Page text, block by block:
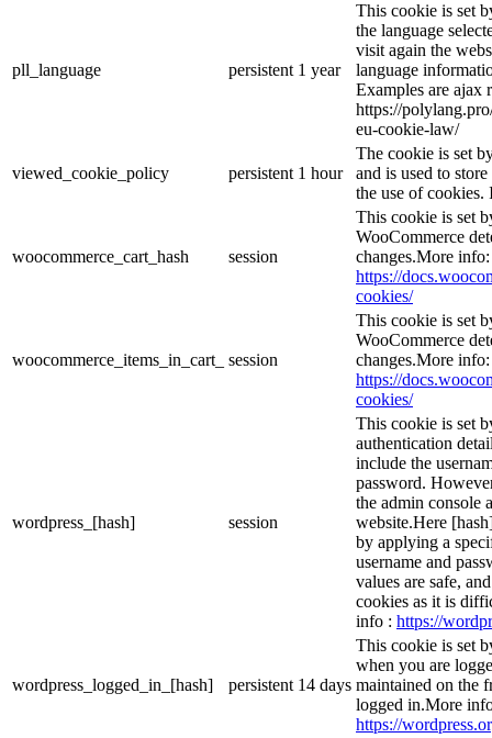
pll_language persistent 1 year
This cookie is set
the language
visit again the
language
Examples are ajax
https://
eu-cookie-law/
viewed_cookie_policy persistent 1 hour
The cookie is set
and is used to
the use of cookies.
woocommerce_cart_hash session
This cookie is set
WooCommerce
changes.More info:
https://
cookies/
woocommerce_items_in_cart_ session
This cookie is set
WooCommerce
changes.More info:
https://
cookies/
wordpress_[hash] session
This cookie is set
authentication
include the
password.
the admin console
website.Here
by applying a
username and
values are safe,
cookies as it is
info : https://
wordpress_logged_in_[hash] persistent 14 days
This cookie is set
when you are
maintained on the
logged in.More
https://